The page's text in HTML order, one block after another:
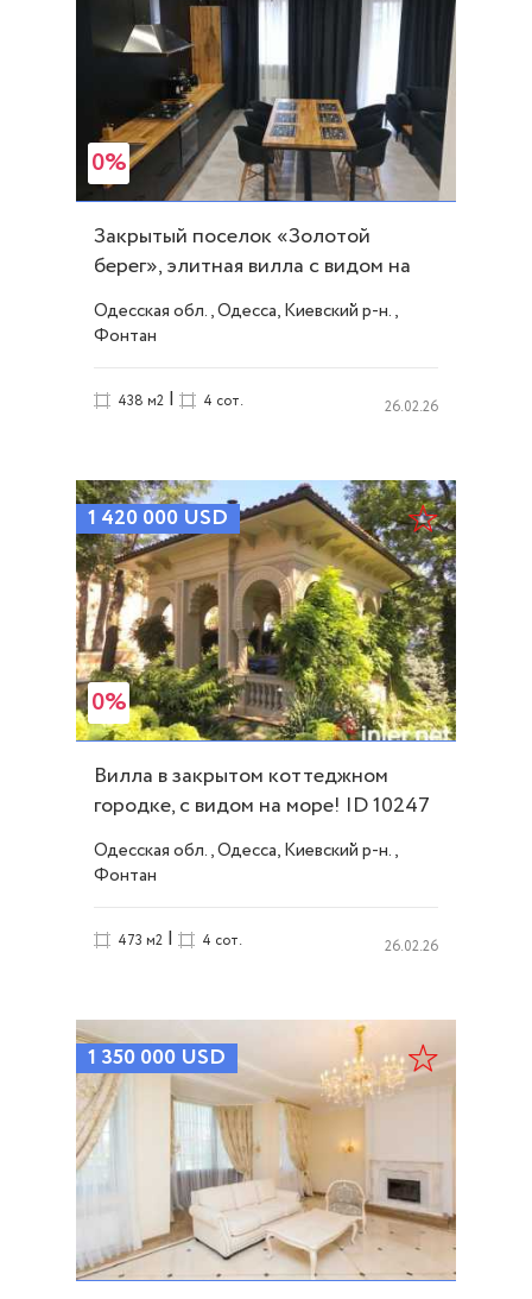
0%
Закрытый поселок «Золотой
берег», элитная вилла с видом на
море! ID 10246
Одесская обл., Одесса, Киевский р-н.,
Фонтан
438 м2 | 4 сот. 26.02.26
1 420 000 USD
0%
Вилла в закрытом коттеджном
городке, с видом на море! ID 10247
Одесская обл., Одесса, Киевский р-н.,
Фонтан
473 м2 | 4 сот. 26.02.26
1 350 000 USD